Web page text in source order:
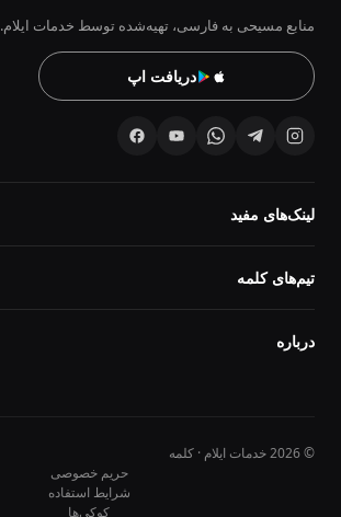
منابع مسیحی به فارسی، تهیه‌شده توسط خدمات ایلام.
دریافت اپ
لینک‌های مفید
تیم‌های کلمه
درباره
© 2026 خدمات ایلام · کلمه
حریم خصوصی
شرایط استفاده
کوکی‌ها
10